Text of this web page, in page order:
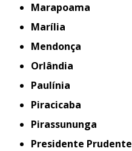
Marapoama
Marília
Mendonça
Orlândia
Paulínia
Piracicaba
Pirassununga
Presidente Prudente